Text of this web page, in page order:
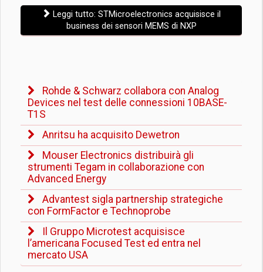
Leggi tutto: STMicroelectronics acquisisce il
business dei sensori MEMS di NXP
Rohde & Schwarz collabora con Analog
Devices nel test delle connessioni 10BASE-
T1S
Anritsu ha acquisito Dewetron
Mouser Electronics distribuirà gli
strumenti Tegam in collaborazione con
Advanced Energy
Advantest sigla partnership strategiche
con FormFactor e Technoprobe
Il Gruppo Microtest acquisisce
l’americana Focused Test ed entra nel
mercato USA